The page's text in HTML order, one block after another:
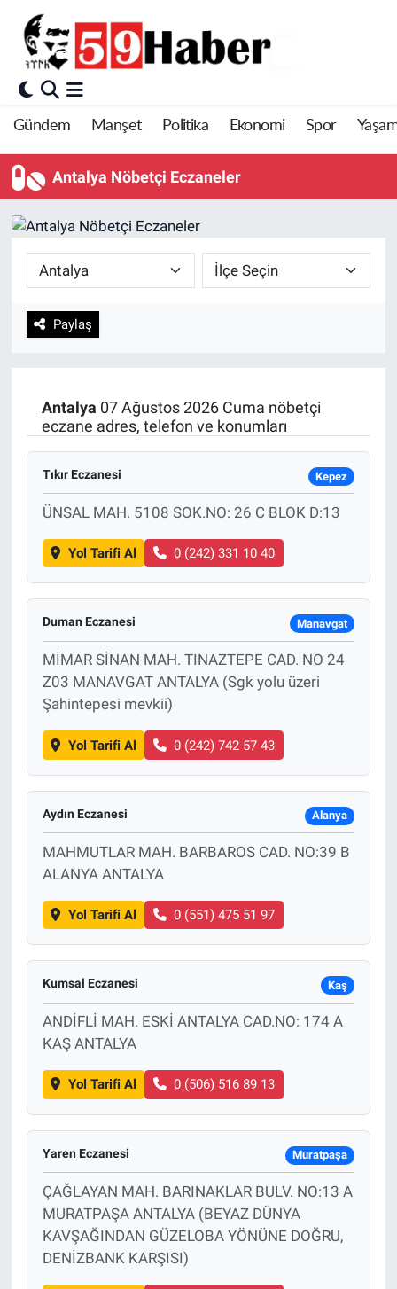
Gündem Manşet Politika Ekonomi Spor
Antalya Nöbetçi Eczaneler
Paylaş
Antalya 07 Ağustos 2026 Cuma nöbetçi
eczane adres, telefon ve konumları
Tıkır Eczanesi Kepez
ÜNSAL MAH. 5108 SOK.NO: 26 C BLOK D:13
Yol Tarifi Al 0 (242) 331 10 40
Duman Eczanesi Manavgat
MİMAR SİNAN MAH. TINAZTEPE CAD. NO 24
Z03 MANAVGAT ANTALYA (Sgk yolu üzeri
Şahintepesi mevkii)
Yol Tarifi Al 0 (242) 742 57 43
Aydın Eczanesi Alanya
MAHMUTLAR MAH. BARBAROS CAD. NO:39 B
ALANYA ANTALYA
Yol Tarifi Al 0 (551) 475 51 97
Kumsal Eczanesi Kaş
ANDİFLİ MAH. ESKİ ANTALYA CAD.NO: 174 A
KAŞ ANTALYA
Yol Tarifi Al 0 (506) 516 89 13
Yaren Eczanesi Muratpaşa
ÇAĞLAYAN MAH. BARINAKLAR BULV. NO:13 A
MURATPAŞA ANTALYA (BEYAZ DÜNYA
KAVŞAĞINDAN GÜZELOBA YÖNÜNE DOĞRU,
DENİZBANK KARŞISI)